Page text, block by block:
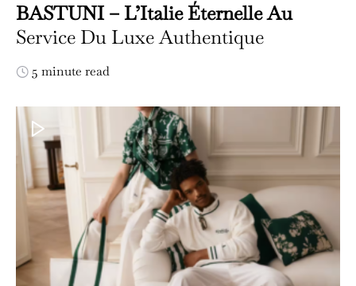
BASTUNI – L’Italie Éternelle Au
Service Du Luxe Authentique
5 minute read